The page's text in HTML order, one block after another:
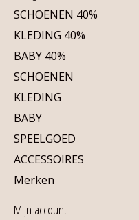
SCHOENEN 40%
KLEDING 40%
BABY 40%
SCHOENEN
KLEDING
BABY
SPEELGOED
ACCESSOIRES
Merken
Mijn account